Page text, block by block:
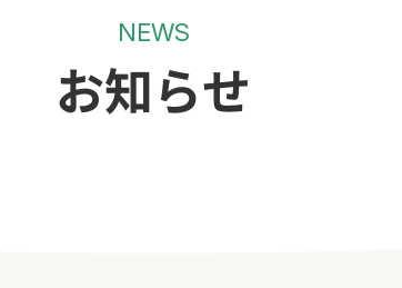
NEWS
お知らせ